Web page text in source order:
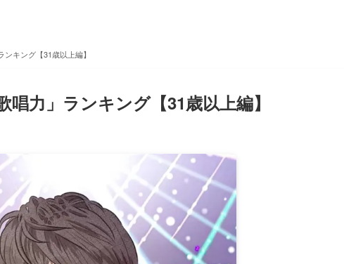
キング【31歳以上編】
力」ランキング【31歳以上編】